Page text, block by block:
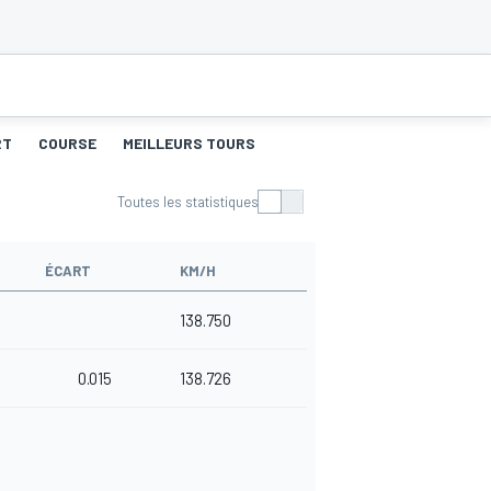
COURSE MEILLEURS TOURS
Toutes les statistiques
ÉCART KM/H
138.750
0.015 138.726